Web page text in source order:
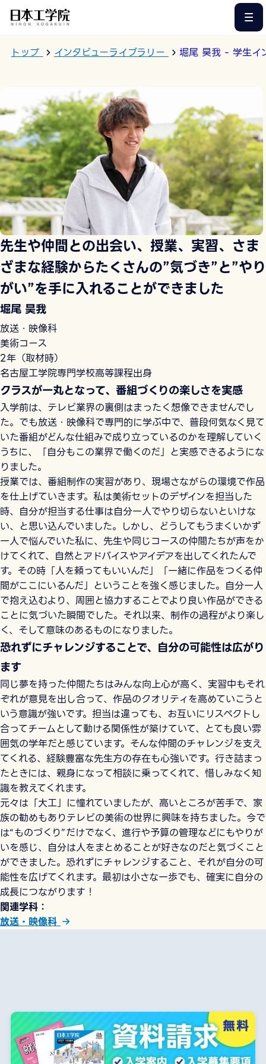
トップ インタビューライブラリー 堀尾 昊我 - 学生イ
先生や仲間との出会い、授業、実習、さま
ざまな経験からたくさんの”気づき”と”やり
がい”を手に入れることができました
堀尾 昊我
放送・映像科
美術コース
2年（取材時）
名古屋工学院専門学校高等課程出身
クラスが一丸となって、番組づくりの楽しさを実感
入学前は、テレビ業界の裏側はまったく想像できませんでし
た。でも放送・映像科で専門的に学ぶ中で、普段何気なく見て
いた番組がどんな仕組みで成り立っているのかを理解していく
うちに、「自分もこの業界で働くのだ」と実感できるようにな
りました。
授業では、番組制作の実習があり、現場さながらの環境で作品
を仕上げていきます。私は美術セットのデザインを担当した
時、自分が担当する仕事は自分一人でやり切らないといけな
い、と思い込んでいました。しかし、どうしてもうまくいかず
一人で悩んでいた私に、先生や同じコースの仲間たちが声をか
けてくれて、自然とアドバイスやアイデアを出してくれたんで
す。その時「人を頼ってもいいんだ」「一緒に作品をつくる仲
間がここにいるんだ」ということを強く感じました。自分一人
で抱え込むより、周囲と協力することでより良い作品ができる
ことに気づいた瞬間でした。それ以来、制作の過程がより楽し
く、そして意味のあるものになりました。
恐れずにチャレンジすることで、自分の可能性は広がり
ます
同じ夢を持った仲間たちはみんな向上心が高く、実習中もそれ
ぞれが意見を出し合って、作品のクオリティを高めていこうと
いう意識が強いです。担当は違っても、お互いにリスペクトし
合ってチームとして動ける関係性が築けていて、とても良い雰
囲気の学年だと感じています。そんな仲間のチャレンジを支え
てくれる、経験豊富な先生方の存在も心強いです。行き詰まっ
たときには、親身になって相談に乗ってくれて、惜しみなく知
識を教えてくれます。
元々は「大工」に憧れていましたが、高いところが苦手で、家
族の勧めもありテレビの美術の世界に興味を持ちました。今で
は“ものづくり”だけでなく、進行や予算の管理などにもやりが
いを感じ、自分は人をまとめることが好きなのだと気づくこと
ができました。恐れずにチャレンジすること、それが自分の可
能性を広げてくれます。最初は小さな一歩でも、確実に自分の
成長につながります！
関連学科
放送・映像科